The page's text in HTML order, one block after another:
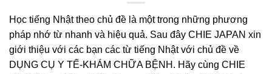
Học tiếng Nhật theo chủ đề là một trong những phương
pháp nhớ từ nhanh và hiệu quả. Sau đây CHIE JAPAN xin
giới thiệu với các bạn các từ tiếng Nhật với chủ đề về
DỤNG CỤ Y TẾ-KHÁM CHỮA BỆNH. Hãy cùng CHIE